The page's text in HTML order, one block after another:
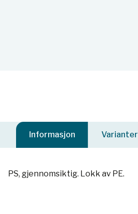
Informasjon Varianter
PS, gjennomsiktig. Lokk av PE.